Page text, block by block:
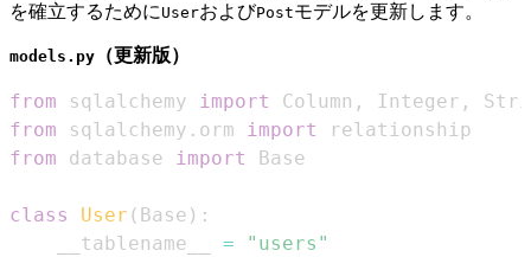
を確立するために UserおよびPostモデルを更新します。
models.py （更新版）
from sqlalchemy import Column , Integer ,
from sqlalchemy . orm import
from database import
class User ( Base ) :
    __tablename__
= "users"